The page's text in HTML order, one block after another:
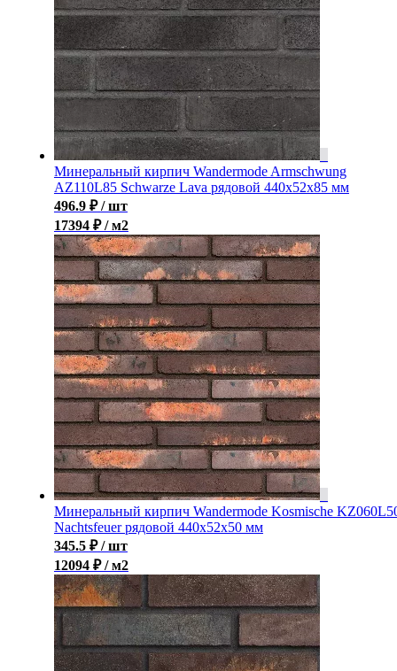
Минеральный кирпич Wandermode Armschwung
AZ110L85 Schwarze Lava рядовой 440x52x85 мм
496.9 ₽ / шт
17394 ₽ / м2
Минеральный кирпич Wandermode Kosmische
Nachtsfeuer рядовой 440x52x50 мм
345.5 ₽ / шт
12094 ₽ / м2